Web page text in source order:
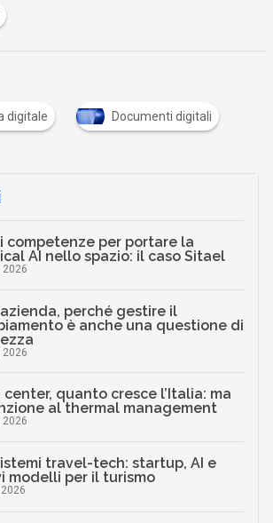
digitale Documenti digitali
competenze per portare la
AI nello spazio: il caso Sitael
2026
perché gestire il
è anche una questione di
2026
center, quanto cresce l’Italia: ma
al thermal management
2026
travel-tech: startup, AI e
modelli per il turismo